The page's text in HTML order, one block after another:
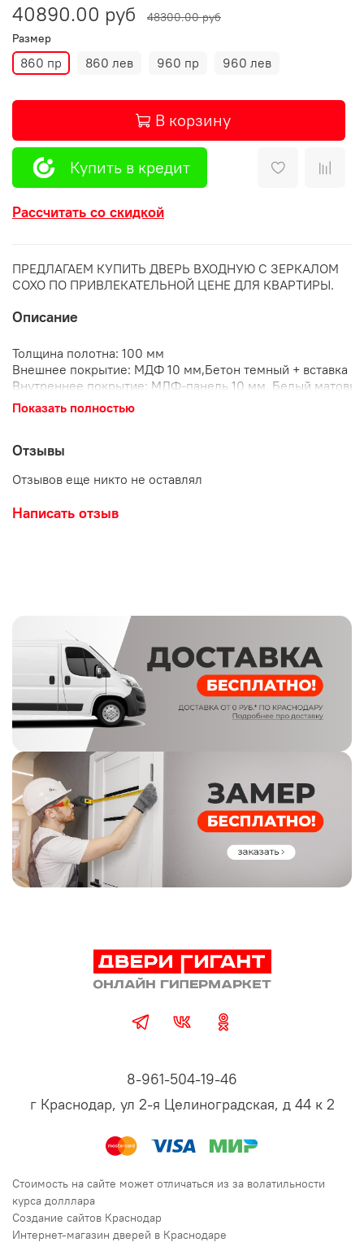
40890.00 руб
48300.00 руб
Размер
860 пр 860 лев 960 пр 960 лев
В корзину
Купить в кредит
Рассчитать со скидкой
ПРЕДЛАГАЕМ КУПИТЬ ДВЕРЬ ВХОДНУЮ С ЗЕРКАЛОМ
СОХО ПО ПРИВЛЕКАТЕЛЬНОЙ ЦЕНЕ ДЛЯ КВАРТИРЫ.
Описание
Толщина полотна: 100 мм
Внешнее покрытие: МДФ 10 мм,Бетон темный + вставка
Внутреннее покрытие: МДФ-панель 10 мм, Белый
элемент
Утеплитель:минеральная плита
Замки:цилиндровый и сувальдный Гардиан (4 класс
Петли:3 шт, внешние, открывание 180
Ручка:раздельная, цвет - черный
Стандартный размер по коробу: 860/960*2050 мм
Показать полностью
Отзывы
Отзывов еще никто не оставлял
Написать отзыв
8-961-504-19-46
г Краснодар, ул 2-я Целиноградская, д 44 к 2
Стоимость на сайте может отличаться из за волатильности
курса долллара
Создание сайтов Краснодар
Интернет-магазин дверей в Краснодаре